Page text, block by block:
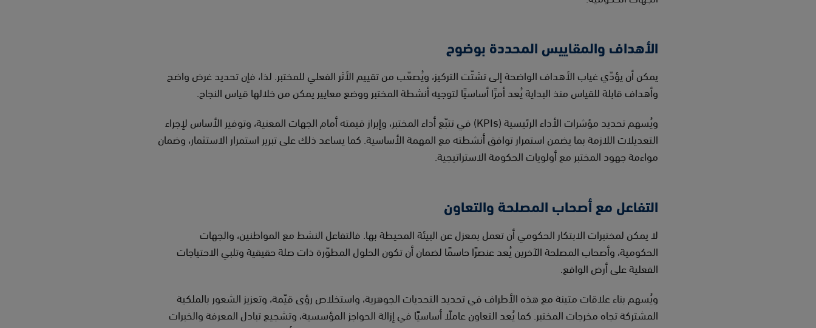
الأهداف والمقاييس المحددة بوضوح
يمكن أن يؤدّي غياب الأهداف الواضحة إلى تشتّت التركيز، ويُصعّب من تقييم الأثر الفعلي للمختبر. لذا، فإن تحديد غرض واضح
وأهداف قابلة للقياس منذ البداية يُعد أمرًا أساسيًا لتوجيه أنشطة المختبر ووضع معايير يمكن من خلالها قياس النجاح.
ويُسهم تحديد مؤشرات الأداء الرئيسية (KPIs) في تتبّع أداء المختبر، وإبراز قيمته أمام الجهات المعنية، وتوفير الأساس لإجراء
التعديلات اللازمة بما يضمن استمرار توافق أنشطته مع المهمة الأساسية. كما يساعد ذلك على تبرير استمرار الاستثمار، وضمان
مواءمة جهود المختبر مع أولويات الحكومة الاستراتيجية.
التفاعل مع أصحاب المصلحة والتعاون
لا يمكن لمختبرات الابتكار الحكومي أن تعمل بمعزل عن البيئة المحيطة بها. فالتفاعل النشط مع المواطنين، والجهات
الحكومية، وأصحاب المصلحة الآخرين يُعد عنصرًا حاسمًا لضمان أن تكون الحلول المطوّرة ذات صلة حقيقية وتلبي الاحتياجات
الفعلية على أرض الواقع.
ويُسهم بناء علاقات متينة مع هذه الأطراف في تحديد التحديات الجوهرية، واستخلاص رؤى قيّمة، وتعزيز الشعور بالملكية
المشتركة تجاه مخرجات المختبر. كما يُعد التعاون عاملًا أساسيًا في إزالة الحواجز المؤسسية، وتشجيع تبادل المعرفة والخبرات